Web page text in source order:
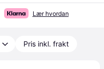
Lær hvordan
Pris inkl. frakt